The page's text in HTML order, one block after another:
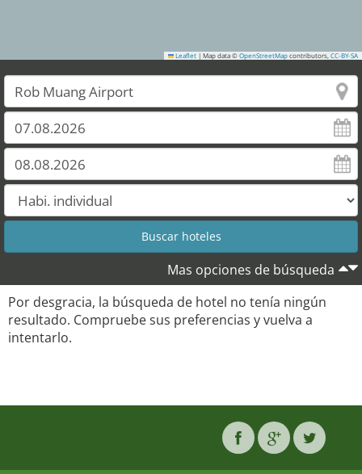
Leaflet | Map data © OpenStreetMap contributors, CC-BY-SA
Mas opciones de búsqueda
Por desgracia, la búsqueda de hotel no tenía ningún
resultado. Compruebe sus preferencias y vuelva a
intentarlo.